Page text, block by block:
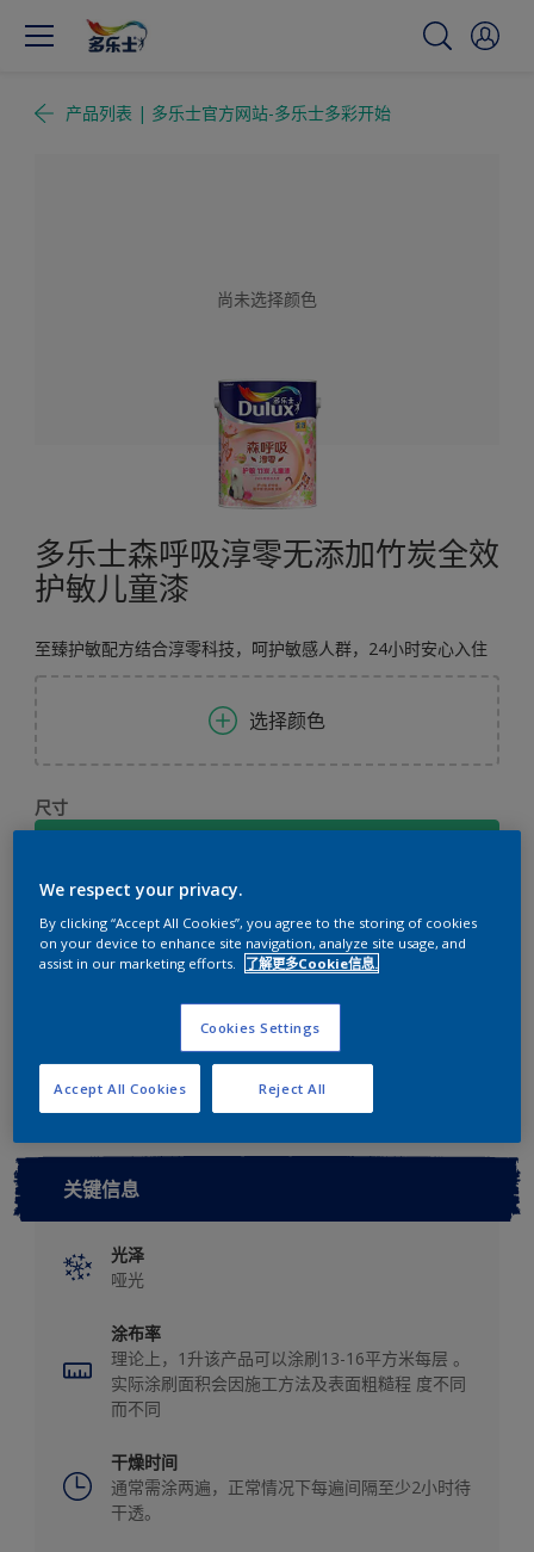
产品列表 | 多乐士官方网站-多乐士多彩开始
尚未选择颜色
多乐士森呼吸淳零无添加竹炭全效
护敏儿童漆
至臻护敏配方结合淳零科技，呵护敏感人群，24小时安心入住
选择颜色
尺寸
数量 涂刷计算
计算
添加到工作区 查找店铺
关键信息
光泽
哑光
涂布率
理论上，1升该产品可以涂刷13-16平方米每层 。
实际涂刷面积会因施工方法及表面粗糙程 度不同
而不同
干燥时间
通常需涂两遍，正常情况下每遍间隔至少2小时待
干透。
We respect your privacy.
By clicking “Accept All Cookies”, you agree to the storing of cookies
on your device to enhance site navigation, analyze site usage, and
assist in our marketing efforts.
了解更多Cookie信息.
Cookies Settings
Reject All
Accept All Cookies